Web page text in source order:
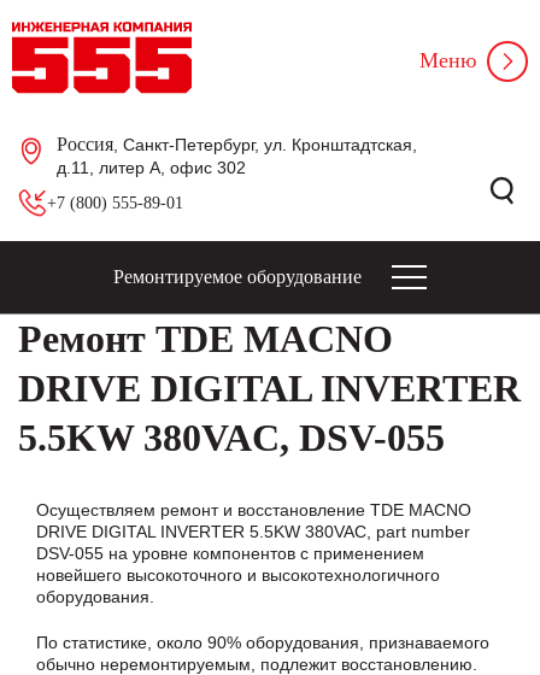
Россия , Санкт-Петербург, ул. Кронштадтская,
д.11, литер А, офис 302
+7 (800) 555-89-01
Меню
Ремонтируемое оборудование
Ремонт TDE MACNO
DRIVE DIGITAL INVERTER
5.5KW 380VAC, DSV-055
Осуществляем ремонт и восстановление TDE MACNO
DRIVE DIGITAL INVERTER 5.5KW 380VAC, part number
DSV-055 на уровне компонентов с применением
новейшего высокоточного и высокотехнологичного
оборудования.
По статистике, около 90% оборудования, признаваемого
обычно неремонтируемым, подлежит восстановлению.